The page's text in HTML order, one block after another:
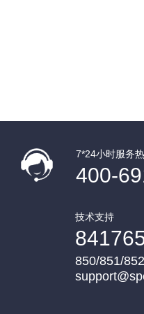
7*24小时服务
400-
技术支持
850/851/852